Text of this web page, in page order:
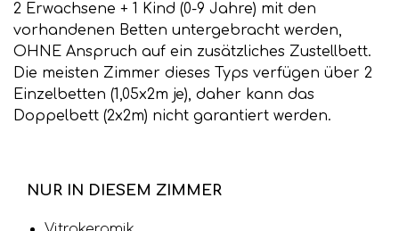
2 Erwachsene + 1 Kind (0-9 Jahre) mit den
vorhandenen Betten untergebracht werden,
OHNE Anspruch auf ein zusätzliches Zustellbett.
Die meisten Zimmer dieses Typs verfügen über 2
Einzelbetten (1,05x2m je), daher kann das
Doppelbett (2x2m) nicht garantiert werden.
NUR IN DIESEM ZIMMER